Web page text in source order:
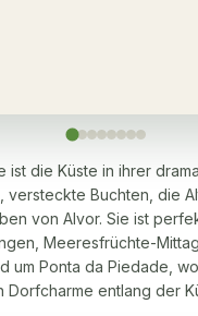
plates
ist die Küste in ihrer
versteckte Buchten, die
von Alvor. Sie ist
Meeresfrüchte-
um Ponta da Piedade,
Dorfcharme entlang der